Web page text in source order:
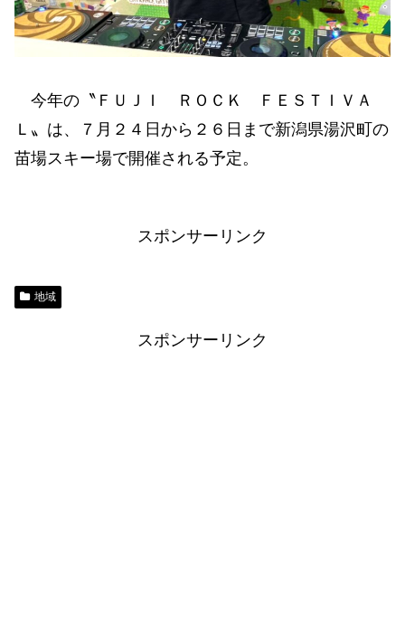
今年の〝ＦＵＪＩ ＲＯＣＫ ＦＥＳＴＩＶＡ
Ｌ〟は、７月２４日から２６日まで新潟県湯沢町の
苗場スキー場で開催される予定。
スポンサーリンク
地域
スポンサーリンク